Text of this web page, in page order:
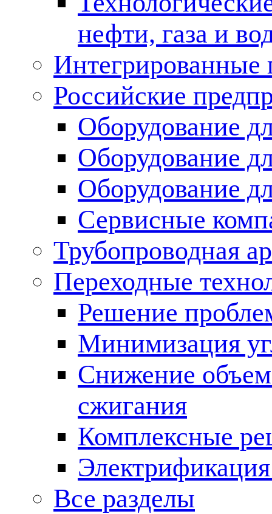
нефти, газа и
Российские
Оборудование
Оборудование
Оборудование
Сервисные
Трубопроводная
Переходные
Решение
Минимизация
Снижение
сжигания
Комплексные
Все разделы